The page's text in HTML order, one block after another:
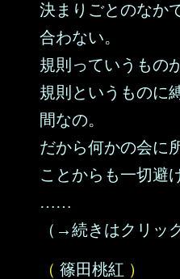
決まりごとのなか
合わない。
規則っていうもの
規則というものに
間なの。
だから何かの会に
ことからも一切避
……
（→続きはクリッ
（ 篠田桃紅 ）